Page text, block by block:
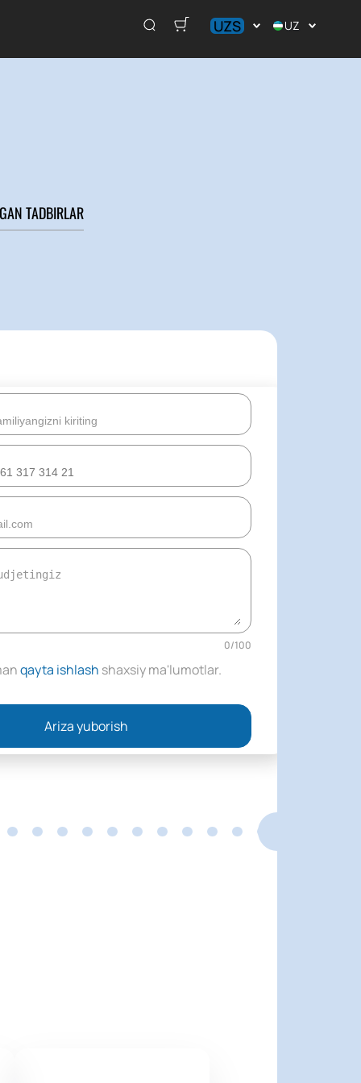
UZS
₽
UZ
TADBIRLAR
0/100
qayta ishlash shaxsiy ma'lumotlar.
Ariza yuborish